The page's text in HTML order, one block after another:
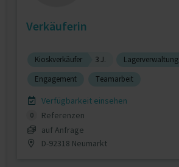
Verkäuferin
Kioskverkäufer 3 J. Lagerverwaltung
Engagement
Teamarbeit
Verfügbarkeit einsehen
0
Referenzen
auf Anfrage
D-92318 Neumarkt